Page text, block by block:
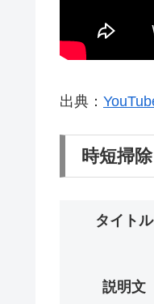
出典：
時短掃
タイトル
説明文